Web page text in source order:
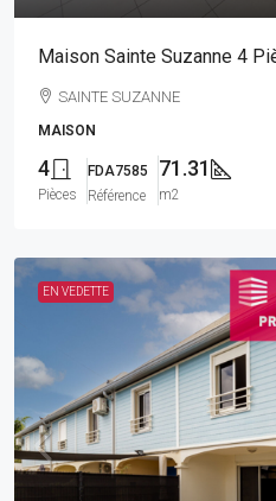
Maison Sainte Suzanne 4
SAINTE SUZANNE
MAISON
4
Pièces
FDA7585
Référence
71.31
m2
EN VEDETTE